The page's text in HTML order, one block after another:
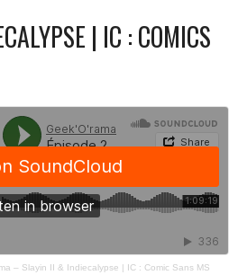
| IC : COMICS
– Slayin II & Indiecalypse | IC : Comic Sans MS